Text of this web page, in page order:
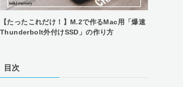
【たったこれだけ！】M.2で作るMac用「爆速
Thunderbolt外付けSSD」の作り方
目次